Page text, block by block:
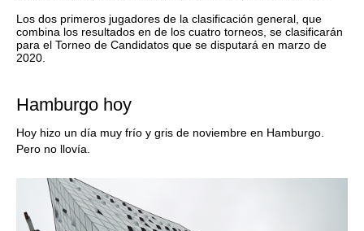
Los dos primeros jugadores de la clasificación general, que
combina los resultados en de los cuatro torneos, se clasificarán
para el Torneo de Candidatos que se disputará en marzo de
2020.
Hamburgo hoy
Hoy hizo un día muy frío y gris de noviembre en Hamburgo.
Pero no llovía.